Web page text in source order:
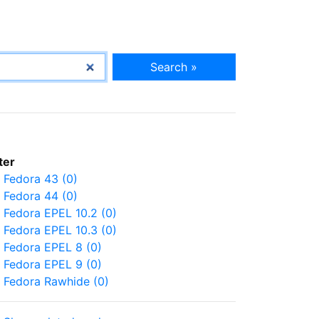
Search »
Fedora 43 (0)
Fedora 44 (0)
Fedora EPEL 10.2 (0)
Fedora EPEL 10.3 (0)
Fedora EPEL 8 (0)
Fedora EPEL 9 (0)
Fedora Rawhide (0)